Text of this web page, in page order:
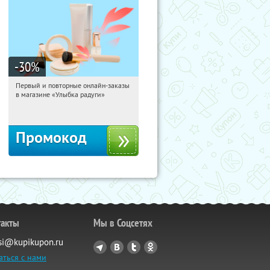
-30%
14:46:56 Получили:2
Первый и повторные онлайн-заказы
в магазине «Улыбка радуги»
Промокод
с нами
Мы в Соцсетях